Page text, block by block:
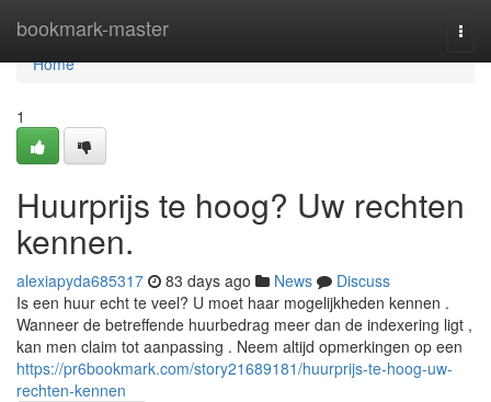
bookmark-master
Home
Home
1
Huurprijs te hoog? Uw rechten
kennen.
alexiapyda685317 83 days ago News
Discuss
Is een huur echt te veel? U moet haar mogelijkheden kennen .
Wanneer de betreffende huurbedrag meer dan de indexering ligt ,
kan men claim tot aanpassing . Neem altijd opmerkingen op een
https://pr6bookmark.com/story21689181/huurprijs-te-hoog-uw-
rechten-kennen